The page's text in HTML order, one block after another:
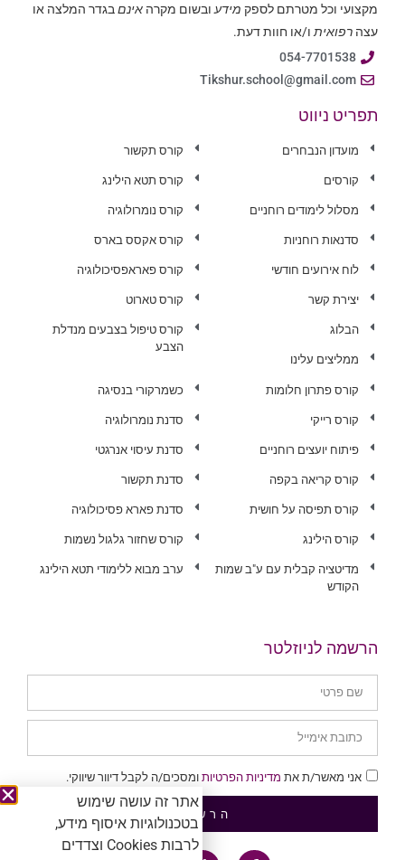
מקצועי וכל מטרתם לספק מידע ובשום מקרה אינםבגדר המלצה או
עצה רפואית ו/או חוות דעת.
054-7701538
Tikshur.school@gmail.com
תפריט ניווט
מועדון הנבחרים
קורסים
מסלול לימודים רוחניים
סדנאות רוחניות
לוח אירועים חודשי
יצירת קשר
הבלוג
ממליצים עלינו
קורס תקשור
קורס תטא הילינג
קורס נומרולוגיה
קורס אקסס בארס
קורס פאראפסיכולוגיה
קורס טארוט
קורס טיפול בצבעים מנדלת
הצבע
קורס פתרון חלומות
קורס רייקי
פיתוח יועצים רוחניים
קורס קריאה בקפה
קורס תפיסה על חושית
קורס הילינג
מדיטציה קבלית עם ע"ב שמות
הקודש
כשמרקורי בנסיגה
סדנת נומרולוגיה
סדנת עיסוי אנרגטי
סדנת תקשור
סדנת פארא פסיכולוגיה
קורס שחזור גלגול נשמות
ערב מבוא ללימודי תטא הילינג
הרשמה לניוזלטר
אני מאשר/ת את מדיניות הפרטיות ומסכים/ה לקבל דיוור שיווקי.
הרשמה
אתר זה עושה שימוש
בטכנולוגיות איסוף מידע,
לרבות Cookies וצדדים